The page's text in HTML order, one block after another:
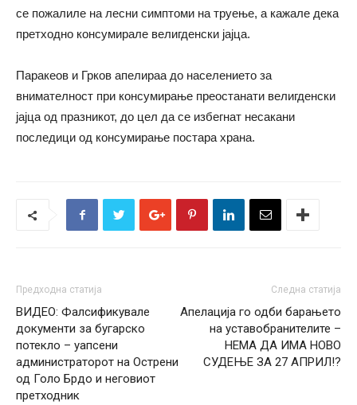
се пожалиле на лесни симптоми на труење, а кажале дека
претходно консумирале велигденски јајца.
Паракеов и Грков апелираа до населението за
внимателност при консумирање преостанати велигденски
јајца од празникот, до цел да се избегнат несакани
последици од консумирање постара храна.
Предходна статија
ВИДЕО: Фалсификувале
документи за бугарско
потекло – уапсени
администраторот на Острени
од Голо Брдо и неговиот
претходник
Следна статија
Апелација го одби барањето
на уставобранителите –
НЕМА ДА ИМА НОВО
СУДЕЊЕ ЗА 27 АПРИЛ!?